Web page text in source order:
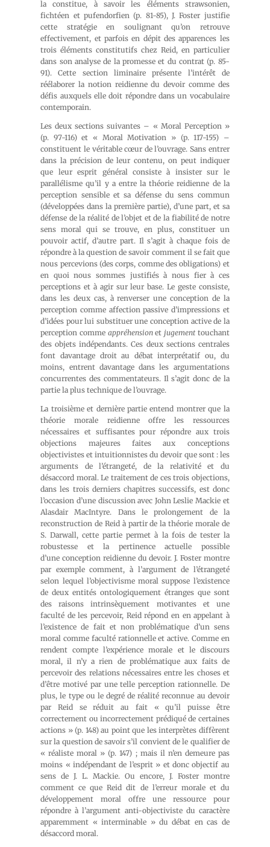
la constitue, à savoir les éléments strawsonien,
fichtéen et pufendorfien (p. 81-85), J. Foster justifie
cette stratégie en soulignant qu’on retrouve
effectivement, et parfois en dépit des apparences les
trois éléments constitutifs chez Reid, en particulier
dans son analyse de la promesse et du contrat (p. 85-
91). Cette section liminaire présente l’intérêt de
réélaborer la notion reidienne du devoir comme des
défis auxquels elle doit répondre dans un vocabulaire
contemporain.
Les deux sections suivantes – « Moral Perception »
(p. 97-116) et « Moral Motivation » (p. 117-155) –
constituent le véritable cœur de l’ouvrage. Sans entrer
dans la précision de leur contenu, on peut indiquer
que leur esprit général consiste à insister sur le
parallélisme qu’il y a entre la théorie reidienne de la
perception sensible et sa défense du sens commun
(développées dans la première partie), d’une part, et sa
défense de la réalité de l’objet et de la fiabilité de notre
sens moral qui se trouve, en plus, constituer un
pouvoir actif, d’autre part. Il s’agit à chaque fois de
répondre à la question de savoir comment il se fait que
nous percevions (des corps, comme des obligations) et
en quoi nous sommes justifiés à nous fier à ces
perceptions et à agir sur leur base. Le geste consiste,
dans les deux cas, à renverser une conception de la
perception comme affection passive d’impressions et
d’idées pour lui substituer une conception active de la
perception comme appréhensionet jugement touchant
des objets indépendants. Ces deux sections centrales
font davantage droit au débat interprétatif ou, du
moins, entrent davantage dans les argumentations
concurrentes des commentateurs. Il s’agit donc de la
partie la plus technique de l’ouvrage.
La troisième et dernière partie entend montrer que la
théorie morale reidienne offre les ressources
nécessaires et suffisantes pour répondre aux trois
objections majeures faites aux conceptions
objectivistes et intuitionnistes du devoir que sont : les
arguments de l’étrangeté, de la relativité et du
désaccord moral. Le traitement de ces trois objections,
dans les trois derniers chapitres successifs, est donc
l’occasion d’une discussion avec John Leslie Mackie et
Alasdair MacIntyre. Dans le prolongement de la
reconstruction de Reid à partir de la théorie morale de
S. Darwall, cette partie permet à la fois de tester la
robustesse et la pertinence actuelle possible
d’une conception reidienne du devoir. J. Foster montre
par exemple comment, à l’argument de l’étrangeté
selon lequel l’objectivisme moral suppose l’existence
de deux entités ontologiquement étranges que sont
des raisons intrinsèquement motivantes et une
faculté de les percevoir, Reid répond en en appelant à
l’existence de fait et non problématique d’un sens
moral comme faculté rationnelle et active. Comme en
rendent compte l’expérience morale et le discours
moral, il n’y a rien de problématique aux faits de
percevoir des relations nécessaires entre les choses et
d’être motivé par une telle perception rationnelle. De
plus, le type ou le degré de réalité reconnue au devoir
par Reid se réduit au fait « qu’il puisse être
correctement ou incorrectement prédiqué de certaines
actions » (p. 148) au point que les interprètes diffèrent
sur la question de savoir s’il convient de le qualifier de
« réaliste moral » (p. 147) ; mais il n’en demeure pas
moins « indépendant de l’esprit » et donc objectif au
sens de J. L. Mackie. Ou encore, J. Foster montre
comment ce que Reid dit de l’erreur morale et du
développement moral offre une ressource pour
répondre à l’argument anti-objectiviste du caractère
apparemment « interminable » du débat en cas de
désaccord moral.